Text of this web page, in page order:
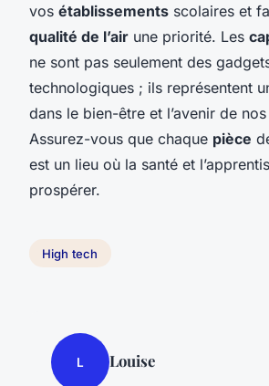
vos établissements scolaires et
qualité de l’air une priorité. Les
ne sont pas seulement des
technologiques ; ils représentent
dans le bien-être et l’avenir de
Assurez-vous que chaque pièce
est un lieu où la santé et
prospérer.
High tech
L Louise